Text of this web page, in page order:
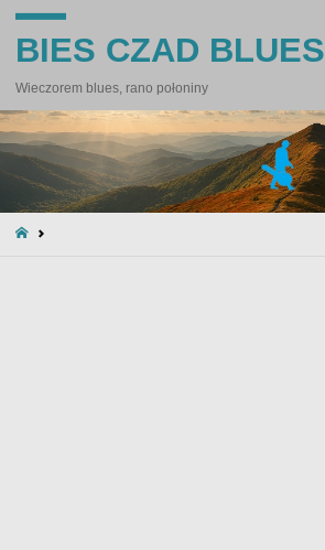
BIES CZAD BLUES
Wieczorem blues, rano połoniny
STRONA